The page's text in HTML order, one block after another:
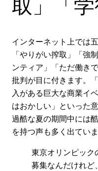
取」「
インターネット上では
「やりがい搾取」「強
ンティア」「ただ働き
批判が目に付きます。
入がある巨大な商業イ
はおかしい」といった
過酷な夏の期間中には
を持つ声も多く出ていま
東京オリンピック
募集なんだけれど、